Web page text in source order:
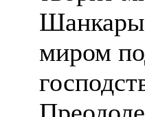
миром